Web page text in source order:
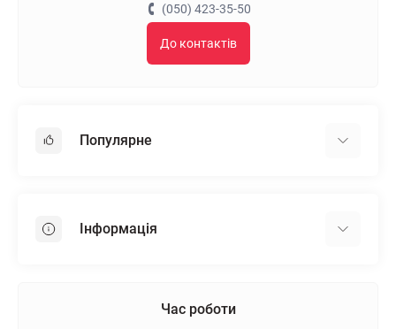
(050) 423-35-50
До контактів
Популярне
Пінопласт
Інформація
Час роботи